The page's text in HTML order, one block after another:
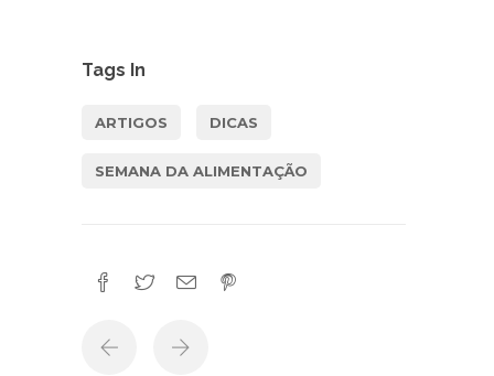
Tags In
ARTIGOS DICAS
SEMANA DA ALIMENTAÇÃO